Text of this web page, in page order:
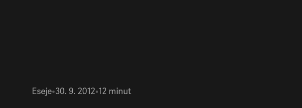
Eseje•30. 9. 2012•12 minut